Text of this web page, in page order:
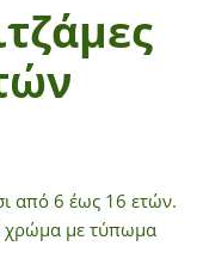
από 6 έως 16 ετών.
χρώμα με τύπωμα